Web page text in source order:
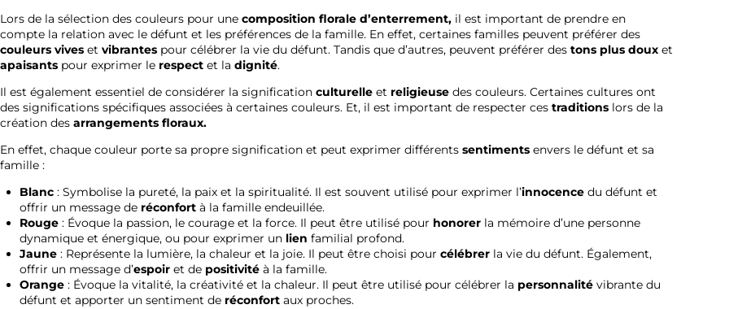
Lors de la sélection des couleurs pour une composition florale d’enterrement, il est important de prendre en
compte la relation avec le défunt et les préférences de la famille. En effet, certaines familles peuvent préférer des
couleurs vives et vibrantes pour célébrer la vie du défunt. Tandis que d’autres, peuvent préférer des tons plus doux et
apaisants pour exprimer le respect et la dignité.
Il est également essentiel de considérer la signification culturelle et religieuse des couleurs. Certaines cultures ont
des significations spécifiques associées à certaines couleurs. Et, il est important de respecter ces traditions lors de la
création des arrangements floraux.
En effet, chaque couleur porte sa propre signification et peut exprimer différents sentiments envers le défunt et sa
famille :
Blanc: Symbolise la pureté, la paix et la spiritualité. Il est souvent utilisé pour exprimer l’innocencedu défunt et
offrir un message de réconfortà la famille endeuillée.
Rouge : Évoque la passion, le courage et la force. Il peut être utilisé pour honorerla mémoire d’une personne
dynamique et énergique, ou pour exprimer un lien familial profond.
Jaune : Représente la lumière, la chaleur et la joie. Il peut être choisi pour célébrer la vie du défunt. Également,
offrir un message d’espoiret de positivitéà la famille.
Orange: Évoque la vitalité, la créativité et la chaleur. Il peut être utilisé pour célébrer la personnalitévibrante du
défunt et apporter un sentiment de réconfortaux proches.